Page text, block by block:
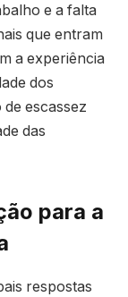
e a falta
que entram
a experiência
dos
escassez
das
para a
respostas